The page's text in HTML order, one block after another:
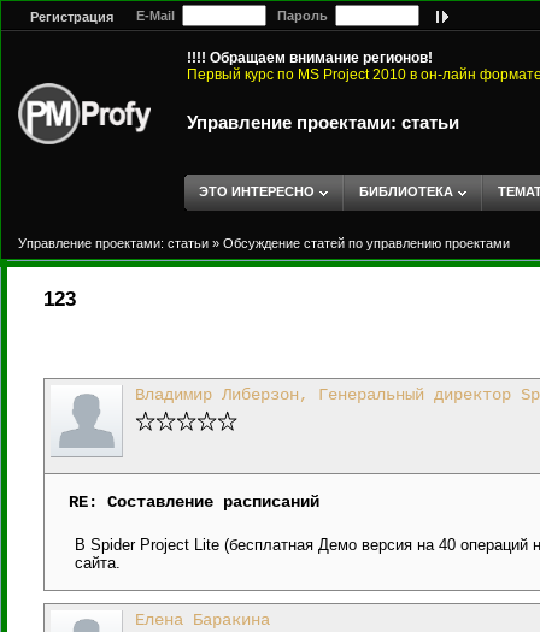
Регистрация E-Mail Пароль
!!!! Обращаем внимание регионов!
Первый курс по MS Project 2010 в он-лайн
Управление проектами: статьи
ЭТО ИНТЕРЕСНО БИБЛИОТЕКА
Управление проектами: статьи » Обсуждение статей по управлению проектами
123
Владимир Либерзон, Генеральный директор
RE: Составление расписаний
В Spider Project Lite (бесплатная Демо версия на 40 операций
сайта.
Елена Баракина